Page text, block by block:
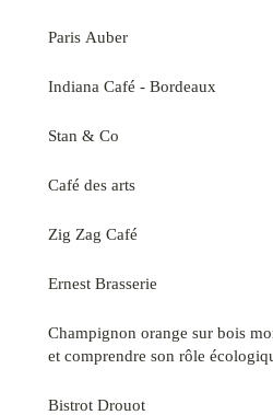
Paris Auber
Indiana Café - Bordeaux
Stan & Co
Café des arts
Zig Zag Café
Ernest Brasserie
Champignon orange sur bois
et comprendre son rôle
Bistrot Drouot